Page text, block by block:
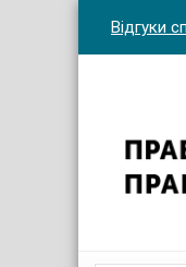
Відгуки